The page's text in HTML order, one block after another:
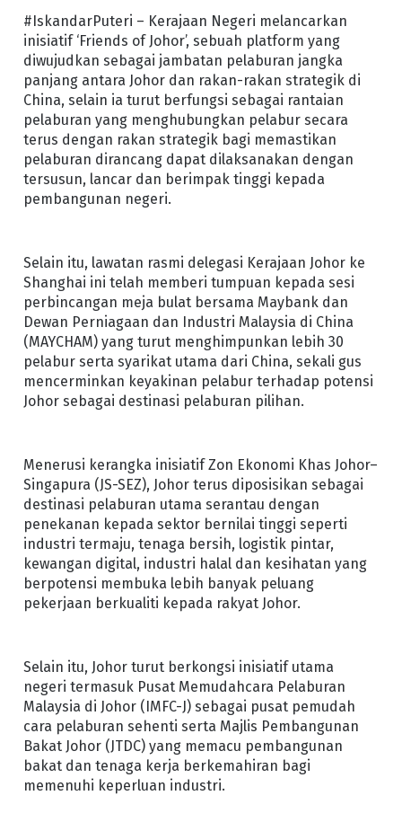
#IskandarPuteri – Kerajaan Negeri melancarkan
inisiatif ‘Friends of Johor’, sebuah platform yang
diwujudkan sebagai jambatan pelaburan jangka
panjang antara Johor dan rakan-rakan strategik di
China, selain ia turut berfungsi sebagai rantaian
pelaburan yang menghubungkan pelabur secara
terus dengan rakan strategik bagi memastikan
pelaburan dirancang dapat dilaksanakan dengan
tersusun, lancar dan berimpak tinggi kepada
pembangunan negeri.
Selain itu, lawatan rasmi delegasi Kerajaan Johor ke
Shanghai ini telah memberi tumpuan kepada sesi
perbincangan meja bulat bersama Maybank dan
Dewan Perniagaan dan Industri Malaysia di China
(MAYCHAM) yang turut menghimpunkan lebih 30
pelabur serta syarikat utama dari China, sekali gus
mencerminkan keyakinan pelabur terhadap potensi
Johor sebagai destinasi pelaburan pilihan.
Menerusi kerangka inisiatif Zon Ekonomi Khas Johor–
Singapura (JS-SEZ), Johor terus diposisikan sebagai
destinasi pelaburan utama serantau dengan
penekanan kepada sektor bernilai tinggi seperti
industri termaju, tenaga bersih, logistik pintar,
kewangan digital, industri halal dan kesihatan yang
berpotensi membuka lebih banyak peluang
pekerjaan berkualiti kepada rakyat Johor.
Selain itu, Johor turut berkongsi inisiatif utama
negeri termasuk Pusat Memudahcara Pelaburan
Malaysia di Johor (IMFC-J) sebagai pusat pemudah
cara pelaburan sehenti serta Majlis Pembangunan
Bakat Johor (JTDC) yang memacu pembangunan
bakat dan tenaga kerja berkemahiran bagi
memenuhi keperluan industri.